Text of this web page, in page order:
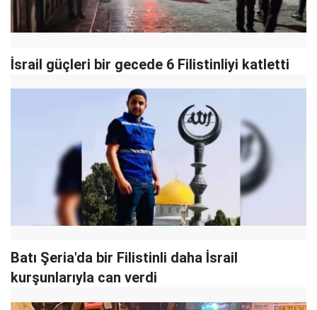
İsrail güçleri bir gecede 6 Filistinliyi katletti
Batı Şeria'da bir Filistinli daha İsrail
kurşunlarıyla can verdi